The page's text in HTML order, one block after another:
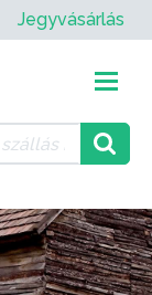
Jegyvásárlás